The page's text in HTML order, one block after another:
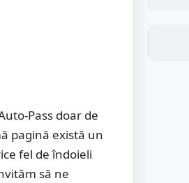
Pass doar de
pagină există un
fel de îndoieli
să ne